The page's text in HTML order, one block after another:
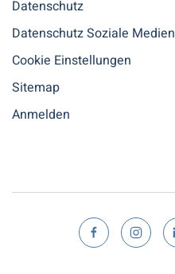
Datenschutz
Datenschutz Soziale Medien
Cookie Einstellungen
Sitemap
Anmelden